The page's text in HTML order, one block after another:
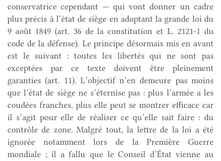
conservatrice cependant — qui vont donner un cadre
plus précis à l’état de siège en adoptant la grande loi du
9 août 1849 (art. 36 de la constitution et L. 2121-1 du
code de la défense). Le principe désormais mis en avant
est le suivant : toutes les libertés qui ne sont pas
exceptées par ce texte doivent être pleinement
garanties (art. 11). L’objectif n’en demeure pas moins
que l’état de siège ne s’éternise pas : plus l’armée a les
coudées franches, plus elle peut se montrer efficace car
il s’agit pour elle de réaliser ce qu’elle sait faire : du
contrôle de zone. Malgré tout, la lettre de la loi a été
ignorée notamment lors de la Première Guerre
mondiale ; il a fallu que le Conseil d’État vienne au